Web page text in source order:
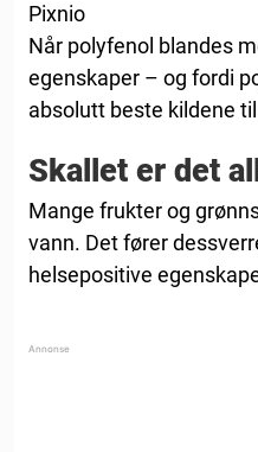
Pixnio
Når polyfenol blandes
egenskaper – og fordi
absolutt beste kildene
Skallet er det
Mange frukter og
vann. Det fører
helsepositive